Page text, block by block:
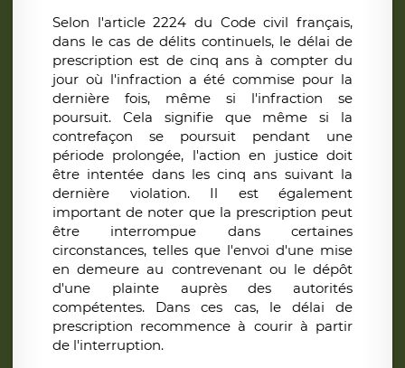
Selon l'article 2224 du Code civil français,
dans le cas de délits continuels, le délai de
prescription est de cinq ans à compter du
jour où l'infraction a été commise pour la
dernière fois, même si l'infraction se
poursuit. Cela signifie que même si la
contrefaçon se poursuit pendant une
période prolongée, l'action en justice doit
être intentée dans les cinq ans suivant la
dernière violation. Il est également
important de noter que la prescription peut
être interrompue dans certaines
circonstances, telles que l'envoi d'une mise
en demeure au contrevenant ou le dépôt
d'une plainte auprès des autorités
compétentes. Dans ces cas, le délai de
prescription recommence à courir à partir
de l'interruption.